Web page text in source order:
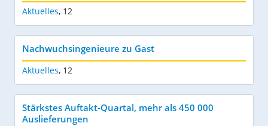
Aktuelles, 12
Nachwuchsingenieure zu Gast
Aktuelles, 12
Stärkstes Auftakt-Quartal, mehr als 450 000
Auslieferungen